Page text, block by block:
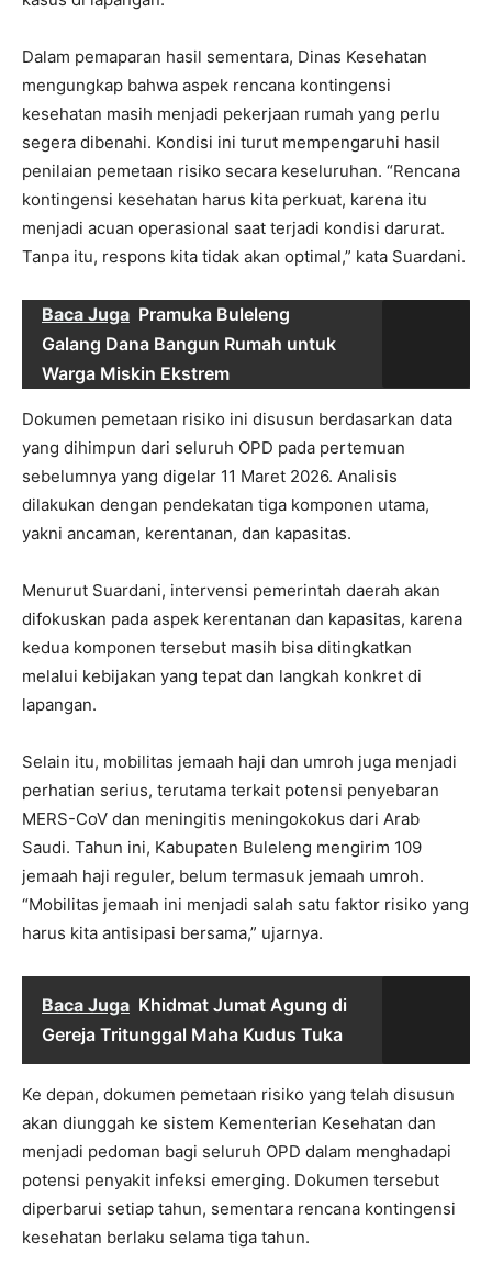
Dalam pemaparan hasil sementara, Dinas Kesehatan
mengungkap bahwa aspek rencana kontingensi
kesehatan masih menjadi pekerjaan rumah yang perlu
segera dibenahi. Kondisi ini turut mempengaruhi hasil
penilaian pemetaan risiko secara keseluruhan. “Rencana
kontingensi kesehatan harus kita perkuat, karena itu
menjadi acuan operasional saat terjadi kondisi darurat.
Tanpa itu, respons kita tidak akan optimal,” kata Suardani.
Baca Juga Pramuka Buleleng
Galang Dana Bangun Rumah untuk
Warga Miskin Ekstrem
Dokumen pemetaan risiko ini disusun berdasarkan data
yang dihimpun dari seluruh OPD pada pertemuan
sebelumnya yang digelar 11 Maret 2026. Analisis
dilakukan dengan pendekatan tiga komponen utama,
yakni ancaman, kerentanan, dan kapasitas.
Menurut Suardani, intervensi pemerintah daerah akan
difokuskan pada aspek kerentanan dan kapasitas, karena
kedua komponen tersebut masih bisa ditingkatkan
melalui kebijakan yang tepat dan langkah konkret di
lapangan.
Selain itu, mobilitas jemaah haji dan umroh juga menjadi
perhatian serius, terutama terkait potensi penyebaran
MERS-CoV dan meningitis meningokokus dari Arab
Saudi. Tahun ini, Kabupaten Buleleng mengirim 109
jemaah haji reguler, belum termasuk jemaah umroh.
“Mobilitas jemaah ini menjadi salah satu faktor risiko yang
harus kita antisipasi bersama,” ujarnya.
Baca Juga Khidmat Jumat Agung di
Gereja Tritunggal Maha Kudus Tuka
Ke depan, dokumen pemetaan risiko yang telah disusun
akan diunggah ke sistem Kementerian Kesehatan dan
menjadi pedoman bagi seluruh OPD dalam menghadapi
potensi penyakit infeksi emerging. Dokumen tersebut
diperbarui setiap tahun, sementara rencana kontingensi
kesehatan berlaku selama tiga tahun.